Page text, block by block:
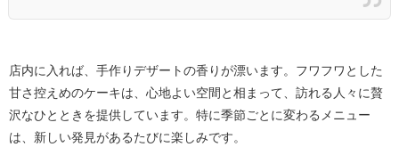
店内に入れば、手作りデザートの香りが漂います。フワフワとした
甘さ控えめのケーキは、心地よい空間と相まって、訪れる人々に贅
沢なひとときを提供しています。特に季節ごとに変わるメニュー
は、新しい発見があるたびに楽しみです。